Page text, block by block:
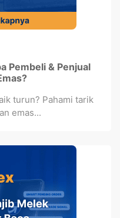
Pembeli & Penjual
turun? Pahami tarik
emas...